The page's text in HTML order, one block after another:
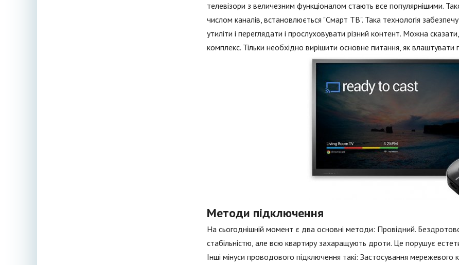
телевізори з величезним функціоналом стають все популярнішими.
числом каналів, встановлюється "Смарт ТВ". Така технологія
утиліти і переглядати і прослуховувати різний контент. Можна
комплекс. Тільки необхідно вирішити основне питання, як
Методи підключення
На сьогоднішній момент є два основні методи: Провідний.
стабільністю, але всю квартиру захаращують дроти. Це порушує
Інші мінуси проводового підключення такі: Застосування